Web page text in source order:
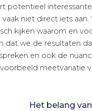
potentieel
niet direct iets
kijken waarom en
dat we de resultaten
en ook de
meetvariatie
Het belang